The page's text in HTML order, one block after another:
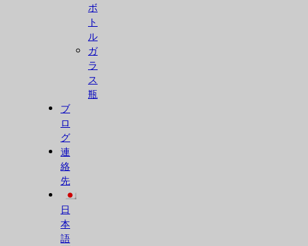
ボ
ト
ル
ガ
ラ
ス
瓶
ブ
ロ
グ
連
絡
先
日
本
語